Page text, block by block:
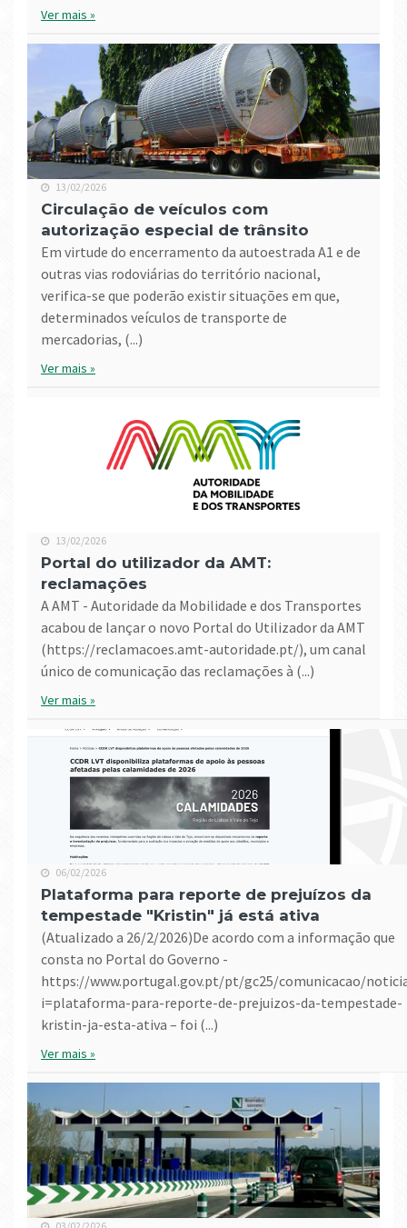
Ver mais »
13/02/2026
Circulação de veículos com
autorização especial de trânsito
Em virtude do encerramento da autoestrada A1 e de
outras vias rodoviárias do território nacional,
verifica-se que poderão existir situações em que,
determinados veículos de transporte de
mercadorias, (...)
Ver mais »
13/02/2026
Portal do utilizador da AMT:
reclamações
A AMT - Autoridade da Mobilidade e dos Transportes
acabou de lançar o novo Portal do Utilizador da AMT
(https://reclamacoes.amt-autoridade.pt/), um canal
único de comunicação das reclamações à (...)
Ver mais »
06/02/2026
Plataforma para reporte de prejuízos da
tempestade "Kristin" já está ativa
(atualizado a 26/2/2026)De acordo com a informação que
consta no Portal do Governo -
https://www.portugal.gov.pt/pt/gc25/comunicacao/
i=plataforma-para-reporte-de-prejuizos-da-tempestade-
kristin-ja-esta-ativa – foi (...)
Ver mais »